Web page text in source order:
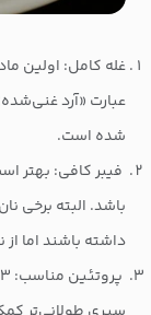
غله کامل: اولین
عبارت «آرد
شده است.
باشد. البته برخی
داشته باشند اما